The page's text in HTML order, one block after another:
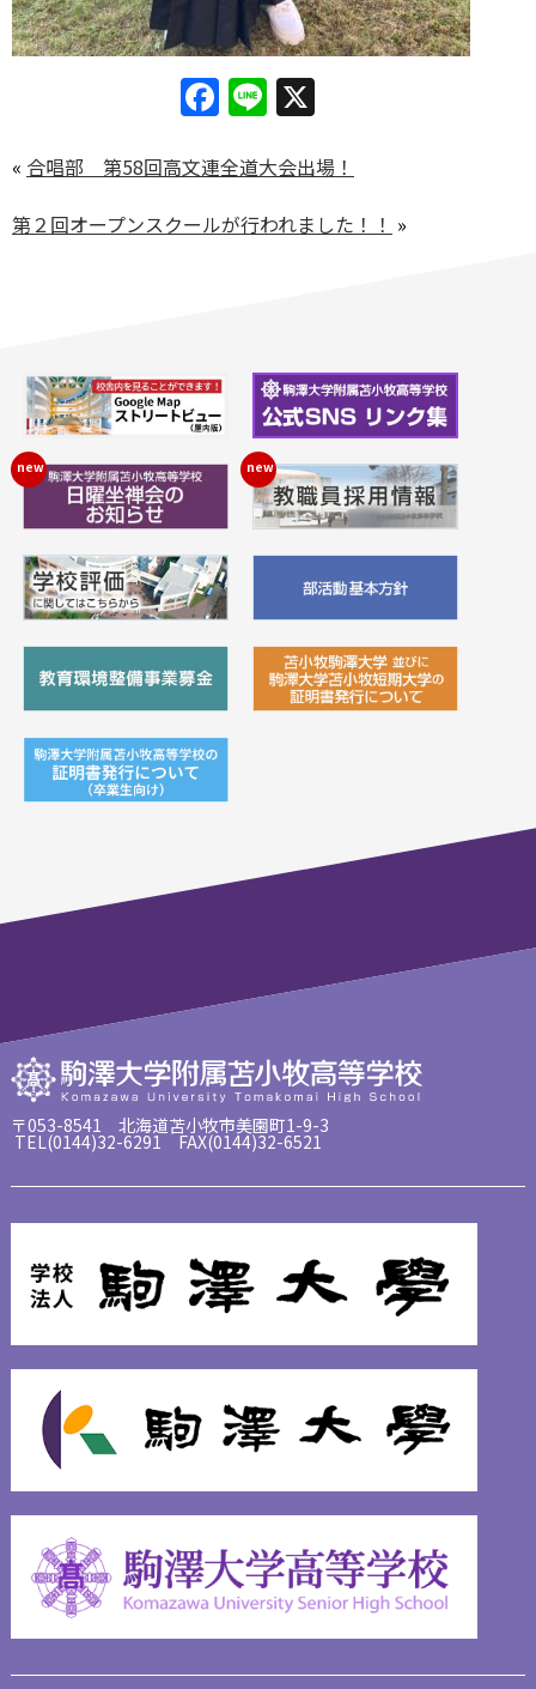
Facebook
Line
« 合唱部 第58回高文連全道大会出場！
第２回オープンスクールが行われました！！ »
〒053-8541 北海道苫小牧市美園町1-9-3
TEL(0144)32-6291 FAX(0144)32-6521